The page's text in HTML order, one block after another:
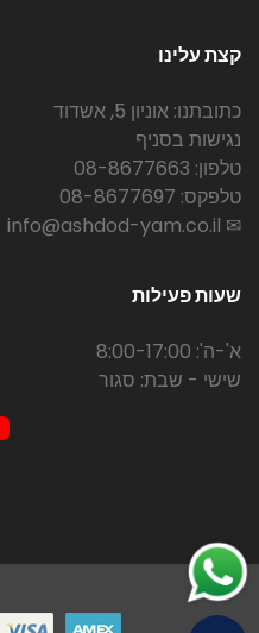
קצת עלינו
כתובתנו: אוניון 5, אשדוד
נגישות בסניף
טלפון: 08-8677663
טלפקס: 08-8677697
✉ info@ashdod-yam.co.il
שעות פעילות
א'-ה': 8:00-17:00
שישי - שבת: סגור